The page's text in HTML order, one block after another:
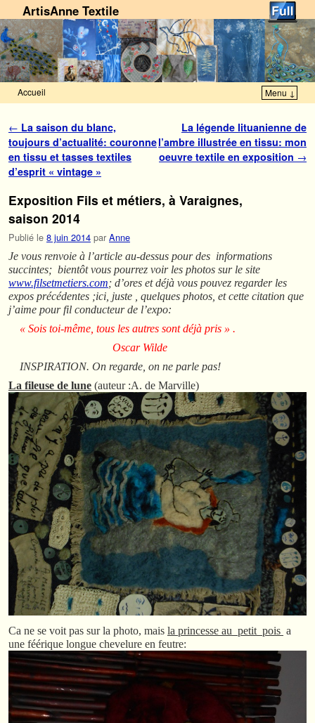
ArtisAnne Textile
Accueil Menu ↓
Navigation des articles
← La saison du blanc,
toujours d’actualité: couronne
en tissu et tasses textiles
d’esprit « vintage »
La légende lituanienne de
l’ambre illustrée en tissu: mon
oeuvre textile en exposition →
Exposition Fils et métiers, à Varaignes,
saison 2014
Publié le 8 juin 2014 par Anne
Je vous renvoie à l’article au-dessus pour des informations
succintes; bientôt vous pourrez voir les photos sur le site
www.filsetmetiers.com; d’ores et déjà vous pouvez regarder les
expos précédentes ;ici, juste , quelques photos, et cette citation que
j’aime pour fil conducteur de l’expo:
« Sois toi-même, tous les autres sont déjà pris » .
Oscar Wilde
INSPIRATION. On regarde, on ne parle pas!
La fileuse de lune (auteur :A. de Marville)
Ca ne se voit pas sur la photo, mais la princesse au petit pois a
une féérique longue chevelure en feutre: